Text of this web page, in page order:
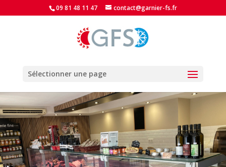
09 81 48 11 47 contact@garnier-fs.fr
Sélectionner une page